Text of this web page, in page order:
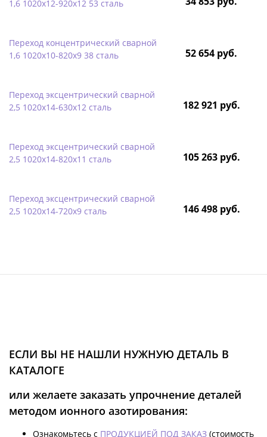
1,6 1020х12-920х12 53 сталь
Переход концентрический сварной
1,6 1020х10-820х9 38 сталь
52 654 руб.
Переход эксцентрический сварной
2,5 1020х14-630х12 сталь
182 921 руб.
Переход эксцентрический сварной
2,5 1020х14-820х11 сталь
105 263 руб.
Переход эксцентрический сварной
2,5 1020х14-720х9 сталь
146 498 руб.
ЕСЛИ ВЫ НЕ НАШЛИ НУЖНУЮ ДЕТАЛЬ В
КАТАЛОГЕ
или желаете заказать упрочнение деталей
методом ионного азотирования:
Ознакомьтесь с ПРОДУКЦИЕЙ ПОД ЗАКАЗ (стоимость